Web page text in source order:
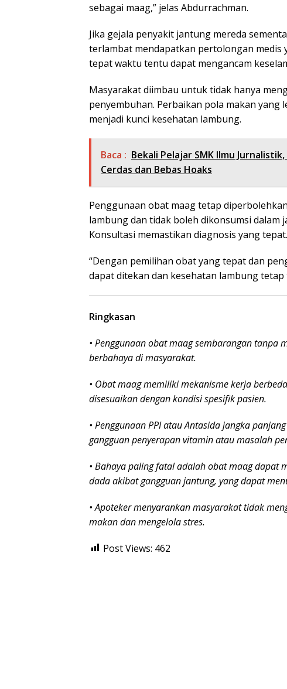
sebagai maag,” jelas Abdurrachman.
Jika gejala penyakit jantung mereda
terlambat mendapatkan pertolongan medis
tepat waktu tentu dapat mengancam
Masyarakat diimbau untuk tidak hanya
penyembuhan. Perbaikan pola makan yang
menjadi kunci kesehatan lambung.
Baca : Bekali Pelajar SMK Ilmu
Cerdas dan Bebas Hoaks
Penggunaan obat maag tetap
lambung dan tidak boleh dikonsumsi
Konsultasi memastikan diagnosis yang tepat.
“Dengan pemilihan obat yang tepat dan
dapat ditekan dan kesehatan lambung tetap
Ringkasan
• Penggunaan obat maag sembarangan tanpa
berbahaya di masyarakat.
• Obat maag memiliki mekanisme kerja
disesuaikan dengan kondisi spesifik pasien.
• Penggunaan PPI atau Antasida jangka
gangguan penyerapan vitamin atau masalah
• Bahaya paling fatal adalah obat maag dapat
dada akibat gangguan jantung, yang dapat
• Apoteker menyarankan masyarakat tidak
makan dan mengelola stres.
Post Views: 462